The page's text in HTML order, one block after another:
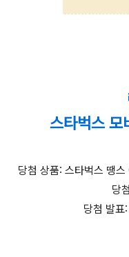
스타벅스 모
당첨 상품: 스타벅스 땡
당
당첨 발